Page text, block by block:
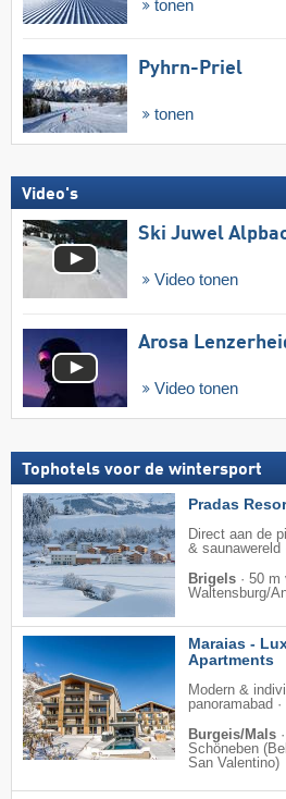
tonen
Pyhrn-Priel
tonen
Video's
Ski Juwel
Video tonen
Arosa
Video tonen
Tophotels voor de wintersport
Pradas
Direct aan de
& saunawereld
Brigels · 50 m
Waltensburg/​
Maraias -
Apartments
Modern &
panoramabad
Burgeis/Mals ·
Schöneben
San Valentino)